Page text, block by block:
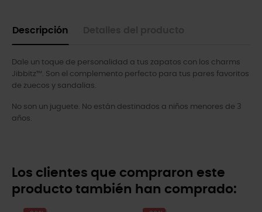
Descripción
Dale un toque de personalidad a tus zapatos con los charms
Jibbitz™. Son el complemento perfecto para tus pares favoritos
de zuecos y sandalias.
No son un juguete. No están destinados a niños menores de 3
años.
Los clientes que compraron este
producto también han comprado: